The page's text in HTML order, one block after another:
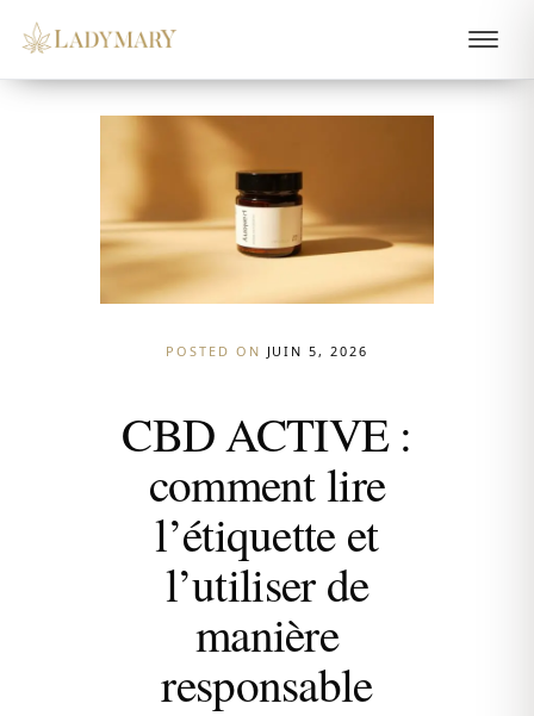
POSTED ON JUIN 5, 2026
CBD ACTIVE :
comment lire
l’étiquette et
l’utiliser de
manière
responsable